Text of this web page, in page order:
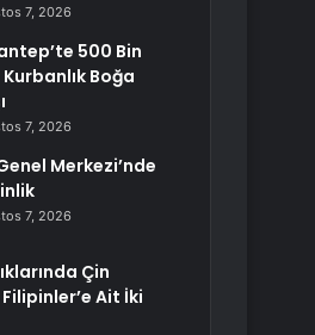
7, 2026
500 Bin
Kurbanlık Boğa
7, 2026
Merkezi’nde
7, 2026
Çin
Ait İki